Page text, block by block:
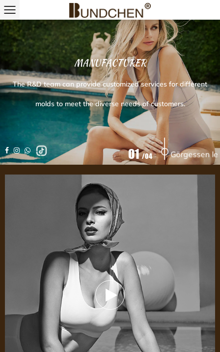
MANUFACTURER
The R&D team can provide customized services for different
molds to meet the diverse needs of customers.
01 /04 Görgessen le